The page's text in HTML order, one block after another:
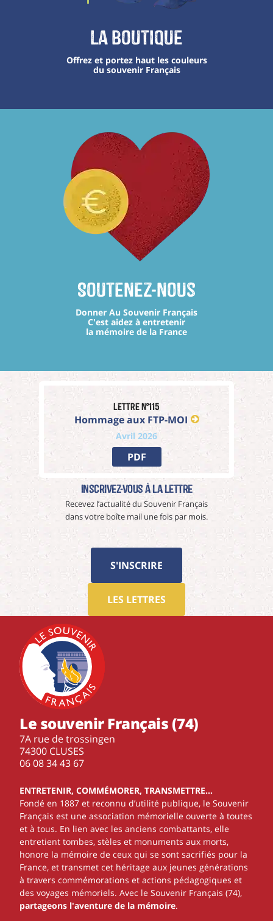
La boutique
Offrez et portez haut les couleurs
du souvenir Français
Soutenez-nous
Donner Au Souvenir Français
C'est aidez à entretenir
la mémoire de la France
Lettre n°115
Hommage aux FTP-MOI
Avril 2026
PDF
Inscrivez-vous à La Lettre
Recevez l’actualité du Souvenir Français
dans votre boîte mail une fois par mois.
S'INSCRIRE
LES LETTRES
Le souvenir Français (74)
7A rue de trossingen
74300 CLUSES
‭06 08 34 43 67‬
ENTRETENIR, COMMÉMORER, TRANSMETTRE…
Fondé en 1887 et reconnu d’utilité publique, le Souvenir
Français est une association mémorielle ouverte à toutes
et à tous. En lien avec les anciens combattants, elle
entretient tombes, stèles et monuments aux morts,
honore la mémoire de ceux qui se sont sacrifiés pour la
France, et transmet cet héritage aux jeunes générations
à travers commémorations et actions pédagogiques et
des voyages mémoriels. Avec le Souvenir Français (74),
partageons l'aventure de la mémoire.